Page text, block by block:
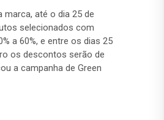
marca, até o dia 25 de
selecionados com
a 60%, e entre os dias 25
os descontos serão de
a campanha de Green